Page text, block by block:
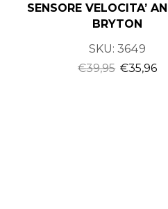
SENSORE VELOCITA’
BRYTON
SKU:3649
€39,95 €35,96